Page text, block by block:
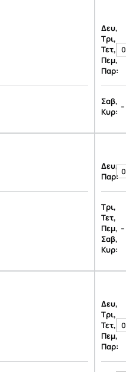
Δευ,
Τρι,
Τετ,
Πεμ,
Παρ:
Σαβ,
Κυρ: -
Δευ,
Παρ:
Τρι,
Τετ,
Πεμ,
Σαβ,
Κυρ:
-
Δευ,
Τρι,
Τετ,
Πεμ,
Παρ: